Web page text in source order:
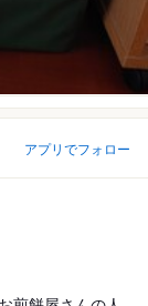
アプリでフォロー